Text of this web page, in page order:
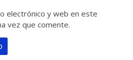
electrónico y web en este
vez que comente.